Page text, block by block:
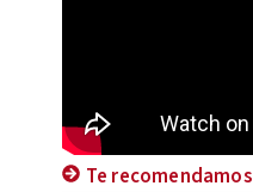
Te recomendamos